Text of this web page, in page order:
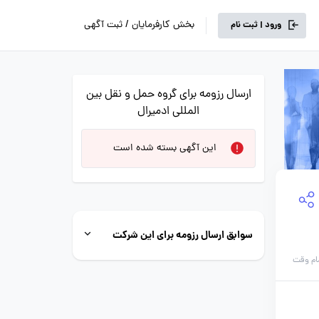
ورود | ثبت نام بخش کارفرمایان / ثبت آگهی
وقت
ارسال رزومه برای گروه حمل و نقل بین
المللی ادمیرال
این آگهی بسته شده است
سوابق ارسال رزومه برای این شرکت